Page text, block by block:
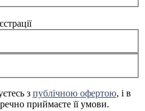
з публічною офертою, і в
приймаєте її умови.